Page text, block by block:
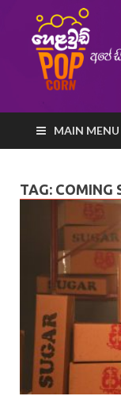
MAIN MENU
TAG: COMING